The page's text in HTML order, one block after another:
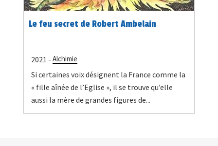
Le feu secret de Robert Ambelain
2021 - Alchimie
Si certaines voix désignent la France comme la
« fille aînée de l’Eglise », il se trouve qu’elle
aussi la mère de grandes figures de...